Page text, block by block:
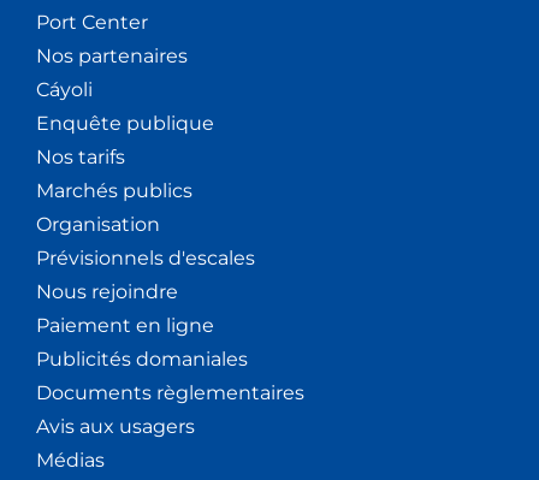
Port Center
Nos partenaires
Cáyoli
Enquête publique
Nos tarifs
Marchés publics
Organisation
Prévisionnels d'escales
Nous rejoindre
Paiement en ligne
Publicités domaniales
Documents règlementaires
Avis aux usagers
Médias